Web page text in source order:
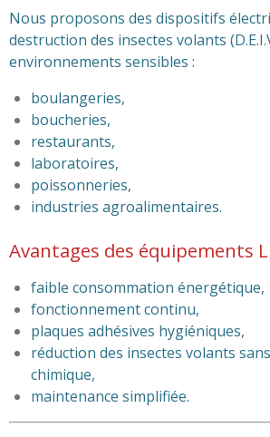
Nous proposons des dispositifs
destruction des insectes volants
environnements sensibles :
boulangeries,
boucheries,
restaurants,
laboratoires,
poissonneries,
industries agroalimentaires.
Avantages des équipements
faible consommation énergétique,
fonctionnement continu,
plaques adhésives hygiéniques,
réduction des insectes volants
chimique,
maintenance simplifiée.